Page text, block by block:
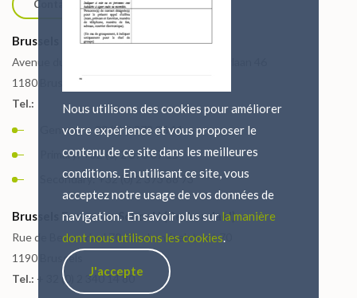
Contact us
Brussels European School I (Uccle)
Avenue du Vert Chasseur 46 / Groene Jagerlaan 46
1180 Brussels
Tel.:
General: + 32 (0) 2 373 86 11
Primary: +32 (0) 2 373 87 15
Secondary: +32 (0) 2 373 88 73
Brussels European School I (Berkendael)
Rue de Berkendael 70 / Berkendaelstraat 70
1190 Brussels
Tel.: + 32 (0) 2 340 14 80
Nous utilisons des cookies pour améliorer
votre expérience et vous proposer le
contenu de ce site dans les meilleures
conditions. En utilisant ce site, vous
acceptez notre usage de vos données de
navigation. En savoir plus sur la manière
dont nous utilisons les cookies.
J'accepte